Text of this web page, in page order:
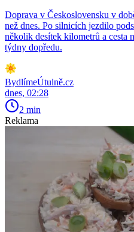
Doprava v Československu v
než dnes. Po silnicích jezdilo
několik desítek kilometrů a cesta
týdny dopředu.
BydlímeÚtulně.cz
dnes, 02:28
2 min
Reklama